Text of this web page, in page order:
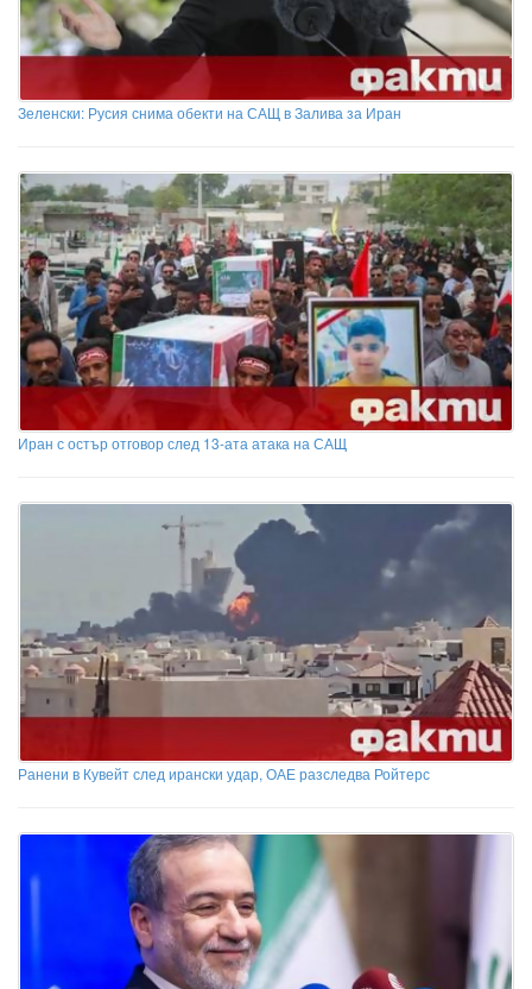
Зеленски: Русия снима обекти на САЩ в Залива за Иран
Иран с остър отговор след 13-ата атака на САЩ
Ранени в Кувейт след ирански удар, ОАЕ разследва Ройтерс